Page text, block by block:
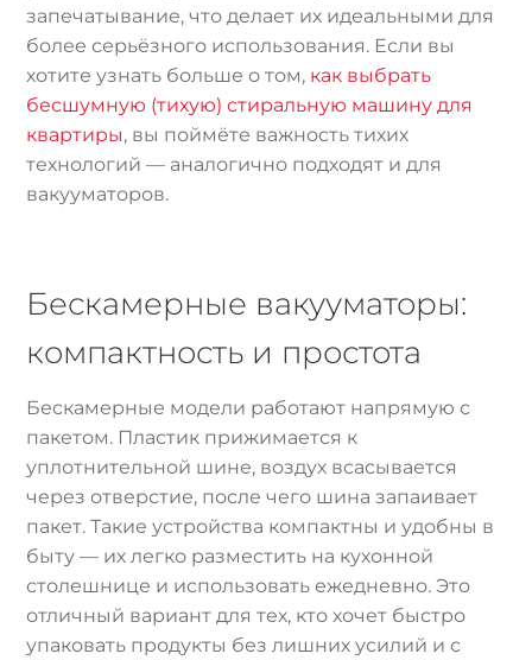
запечатывание, что делает их идеальными для
более серьёзного использования. Если вы
хотите узнать больше о том, как выбрать
бесшумную (тихую) стиральную машину для
квартиры, вы поймёте важность тихих
технологий — аналогично подходят и для
вакууматоров.
Бескамерные вакууматоры:
компактность и простота
Бескамерные модели работают напрямую с
пакетом. Пластик прижимается к
уплотнительной шине, воздух всасывается
через отверстие, после чего шина запаивает
пакет. Такие устройства компактны и удобны в
быту — их легко разместить на кухонной
столешнице и использовать ежедневно. Это
отличный вариант для тех, кто хочет быстро
упаковать продукты без лишних усилий и с